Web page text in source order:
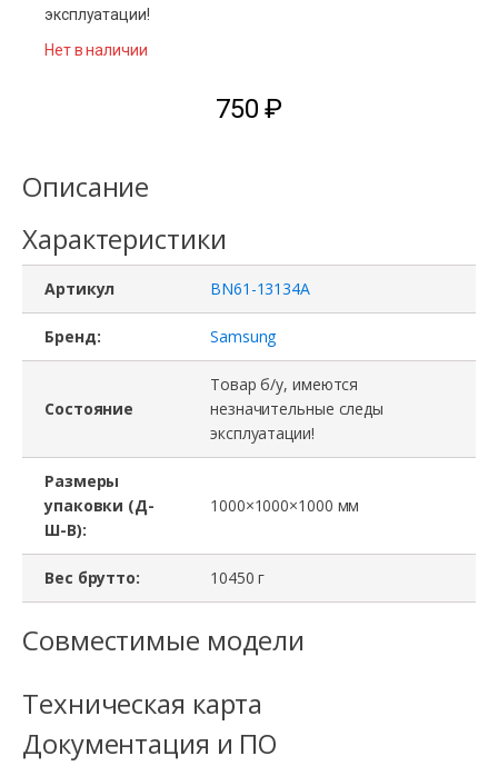
эксплуатации!
Нет в наличии
750₽
Описание
Характеристики
Артикул BN61-13134A
Бренд: Samsung
Состояние
Товар б/у, имеются
незначительные следы
эксплуатации!
Размеры
упаковки (Д-
Ш-В):
1000×1000×1000 мм
Вес брутто: 10450 г
Совместимые модели
Техническая карта
Документация и ПО